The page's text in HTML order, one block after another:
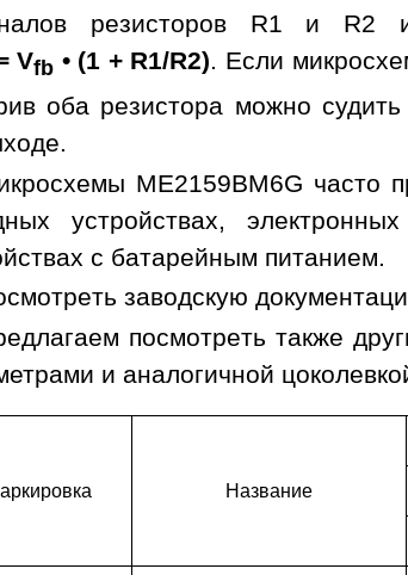
резисторов R1 и R2
Vfb • (1 + R1/R2). Если
оба резистора можно
ME2159BM6G часто
устройствах,
с батарейным питанием.
заводскую
посмотреть также
и аналогичной
Наз­ва­ние